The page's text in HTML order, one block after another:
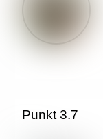
Punkt 3.7